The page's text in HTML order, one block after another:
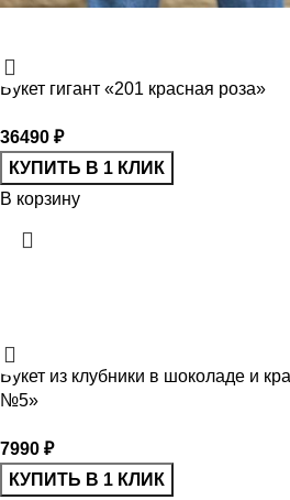
Букет гигант «201 красная роза»
36490 ₽
КУПИТЬ В 1 КЛИК
В корзину
Букет из клубники в шоколаде и
№5»
7990 ₽
КУПИТЬ В 1 КЛИК